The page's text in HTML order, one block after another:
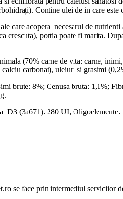
Contine ulei de in care
care acopera necesarul de
crescuta), portia poate fi marita.
(70% carne de vita: carne,
carbonat), uleiuri si grasimi
brute: 8%; Cenusa bruta: 1,1%;
(3a671): 280 UI;
se face prin intermediul serviciior